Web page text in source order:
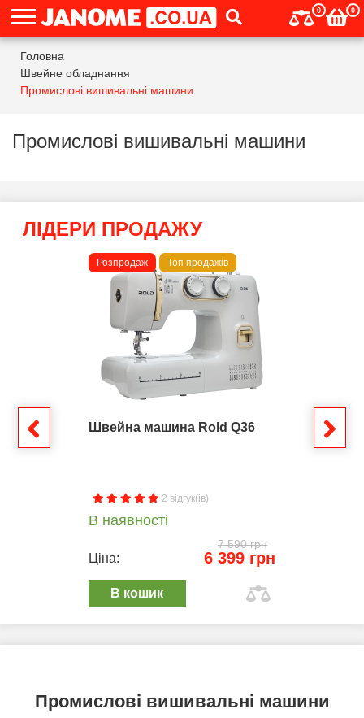
0 0
Головна
Швейне обладнання
Промислові вишивальні машини
Промислові вишивальні машини
ЛІДЕРИ ПРОДАЖУ
Розпродаж Топ продажів
Швейна машина Rold Q36
2 відгук(ів)
В наявності
7 590 грн
Ціна: 6 399 грн
В кошик
Промислові вишивальні машини